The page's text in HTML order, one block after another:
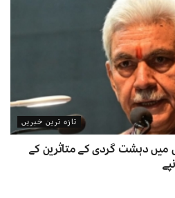
تازہ ترین خبریں
میں دہشت گردی کے متاثرین کے